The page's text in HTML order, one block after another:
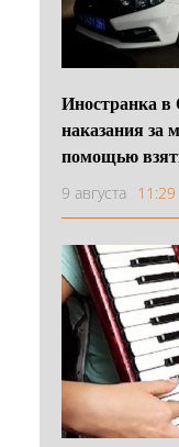
Иностранка в
наказания за
помощью
9 августа 11:29